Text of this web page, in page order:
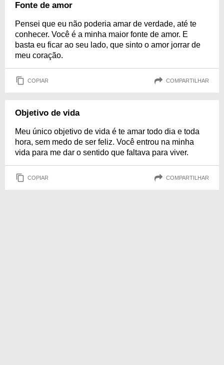
Fonte de amor
Pensei que eu não poderia amar de verdade, até te
conhecer. Você é a minha maior fonte de amor. E
basta eu ficar ao seu lado, que sinto o amor jorrar de
meu coração.
COPIAR COMPARTILHAR
Objetivo de vida
Meu único objetivo de vida é te amar todo dia e toda
hora, sem medo de ser feliz. Você entrou na minha
vida para me dar o sentido que faltava para viver.
COPIAR COMPARTILHAR